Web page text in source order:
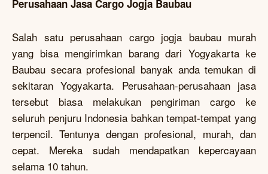
Perusahaan Jasa Cargo Jogja Baubau
Salah satu perusahaan cargo jogja baubau murah
yang bisa mengirimkan barang dari Yogyakarta ke
Baubau secara profesional banyak anda temukan di
sekitaran Yogyakarta. Perusahaan-perusahaan jasa
tersebut biasa melakukan pengiriman cargo ke
seluruh penjuru Indonesia bahkan tempat-tempat yang
terpencil. Tentunya dengan profesional, murah, dan
cepat. Mereka sudah mendapatkan kepercayaan
selama 10 tahun.